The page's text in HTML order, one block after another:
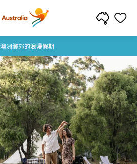
澳洲鄉郊的浪漫假期